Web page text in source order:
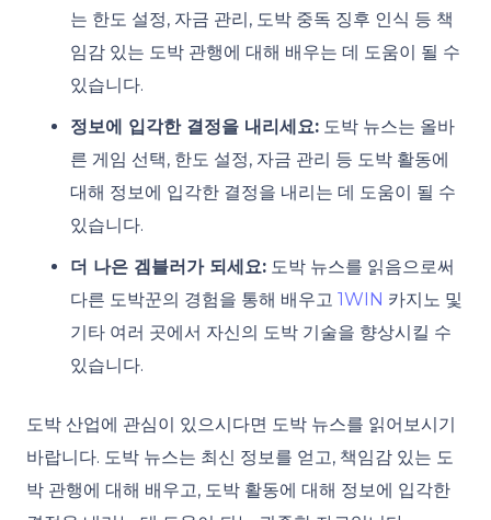
는 한도 설정, 자금 관리, 도박 중독 징후 인식 등 책
임감 있는 도박 관행에 대해 배우는 데 도움이 될 수
있습니다.
정보에 입각한 결정을 내리세요: 도박 뉴스는 올바
른 게임 선택, 한도 설정, 자금 관리 등 도박 활동에
대해 정보에 입각한 결정을 내리는 데 도움이 될 수
있습니다.
더 나은 겜블러가 되세요: 도박 뉴스를 읽음으로써
다른 도박꾼의 경험을 통해 배우고 1WIN 카지노 및
기타 여러 곳에서 자신의 도박 기술을 향상시킬 수
있습니다.
도박 산업에 관심이 있으시다면 도박 뉴스를 읽어보시기
바랍니다. 도박 뉴스는 최신 정보를 얻고, 책임감 있는 도
박 관행에 대해 배우고, 도박 활동에 대해 정보에 입각한